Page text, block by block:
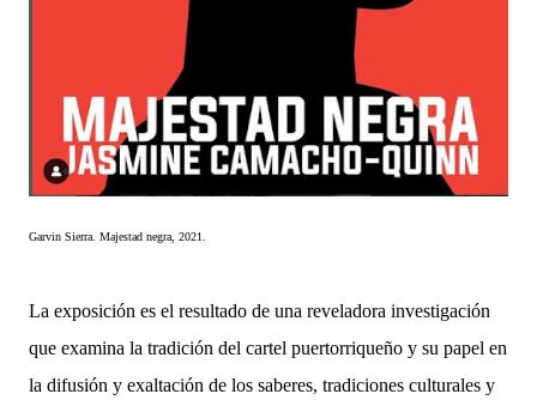
Garvin Sierra. Majestad negra, 2021.
La exposición es el resultado de una reveladora investigación
que examina la tradición del cartel puertorriqueño y su papel en
la difusión y exaltación de los saberes, tradiciones culturales y